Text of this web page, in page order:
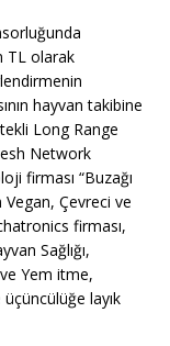
TL olarak
hayvan takibine
Long Range
Network
firması “Buzağı
Vegan, Çevreci ve
firması,
Sağlığı,
Yem itme,
layık